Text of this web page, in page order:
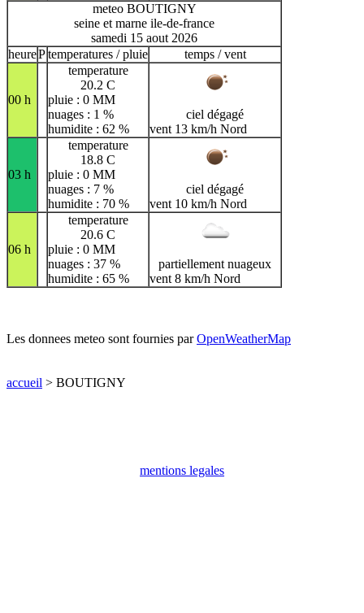
meteo BOUTIGNY
seine et marne ile-de-france
samedi 15 aout 2026
heurePtemperatures / pluie temps / vent
00 h
temperature
20.2 C
pluie : 0 MM
nuages : 1 %
humidite : 62 %
ciel dégagé
vent 13 km/h Nord
03 h
temperature
18.8 C
pluie : 0 MM
nuages : 7 %
humidite : 70 %
ciel dégagé
vent 10 km/h Nord
06 h
temperature
20.6 C
pluie : 0 MM
nuages : 37 %
humidite : 65 %
partiellement nuageux
vent 8 km/h Nord
Les donnees meteo sont fournies parOpenWeatherMap
accueil > BOUTIGNY
mentions legales